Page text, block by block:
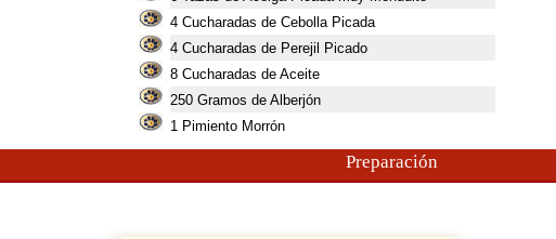
4 Cucharadas de Cebolla Picada
4 Cucharadas de Perejil Picado
8 Cucharadas de Aceite
250 Gramos de Alberjón
1 Pimiento Morrón
Preparación